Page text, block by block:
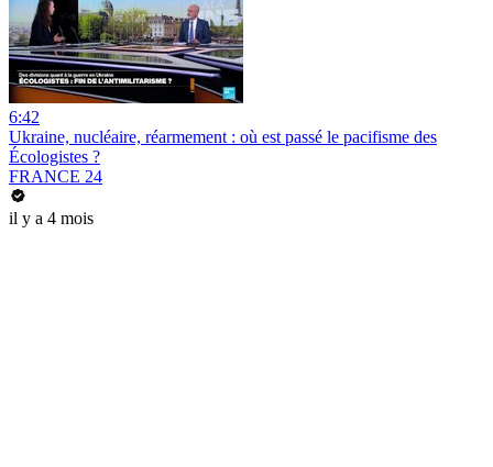
6:42
Ukraine, nucléaire, réarmement : où est passé le pacifisme des
Écologistes ?
FRANCE 24
il y a 4 mois